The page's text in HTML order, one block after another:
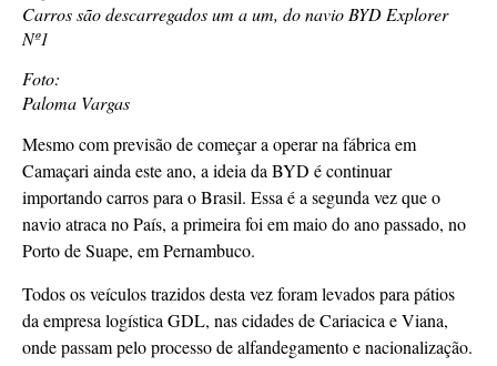
Carros são descarregados um a um, do navio BYD Explorer
Nº1
Foto:
Paloma Vargas
Mesmo com previsão de começar a operar na fábrica em
Camaçari ainda este ano, a ideia da BYD é continuar
importando carros para o Brasil. Essa é a segunda vez que o
navio atraca no País, a primeira foi em maio do ano passado, no
Porto de Suape, em Pernambuco.
Todos os veículos trazidos desta vez foram levados para pátios
da empresa logística GDL, nas cidades de Cariacica e Viana,
onde passam pelo processo de alfandegamento e nacionalização.